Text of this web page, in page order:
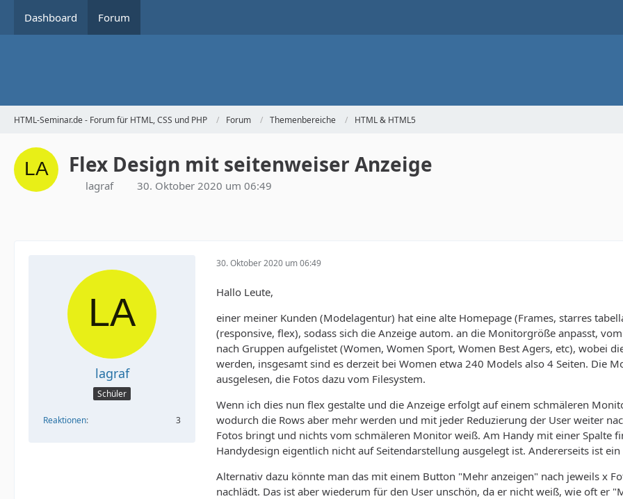
Dashboard Forum
HTML-Seminar.de - Forum für HTML, CSS und PHP Forum Themenbereiche HTML & HTML5
Flex Design mit seitenweiser Anzeige
lagraf 30. Oktober 2020 um 06:49
lagraf
Schüler
Reaktionen 3
30. Oktober 2020 um 06:49
Hallo Leute,
einer meiner Kunden (Modelagentur) hat eine alte Homepage (Frames, starres
(responsive, flex), sodass sich die Anzeige autom. an die Monitorgröße anpasst,
nach Gruppen aufgelistet (Women, Women Sport, Women Best Agers, etc), wobei
werden, insgesamt sind es derzeit bei Women etwa 240 Models also 4 Seiten. Die
ausgelesen, die Fotos dazu vom Filesystem.
Wenn ich dies nun flex gestalte und die Anzeige erfolgt auf einem schmäleren
wodurch die Rows aber mehr werden und mit jeder Reduzierung der User weiter
Fotos bringt und nichts vom schmäleren Monitor weiß. Am Handy mit einer Spalte
Handydesign eigentlich nicht auf Seitendarstellung ausgelegt ist. Andererseits ist
Alternativ dazu könnte man das mit einem Button "Mehr anzeigen" nach jeweils x
nachlädt. Das ist aber wiederum für den User unschön, da er nicht weiß, wie oft er